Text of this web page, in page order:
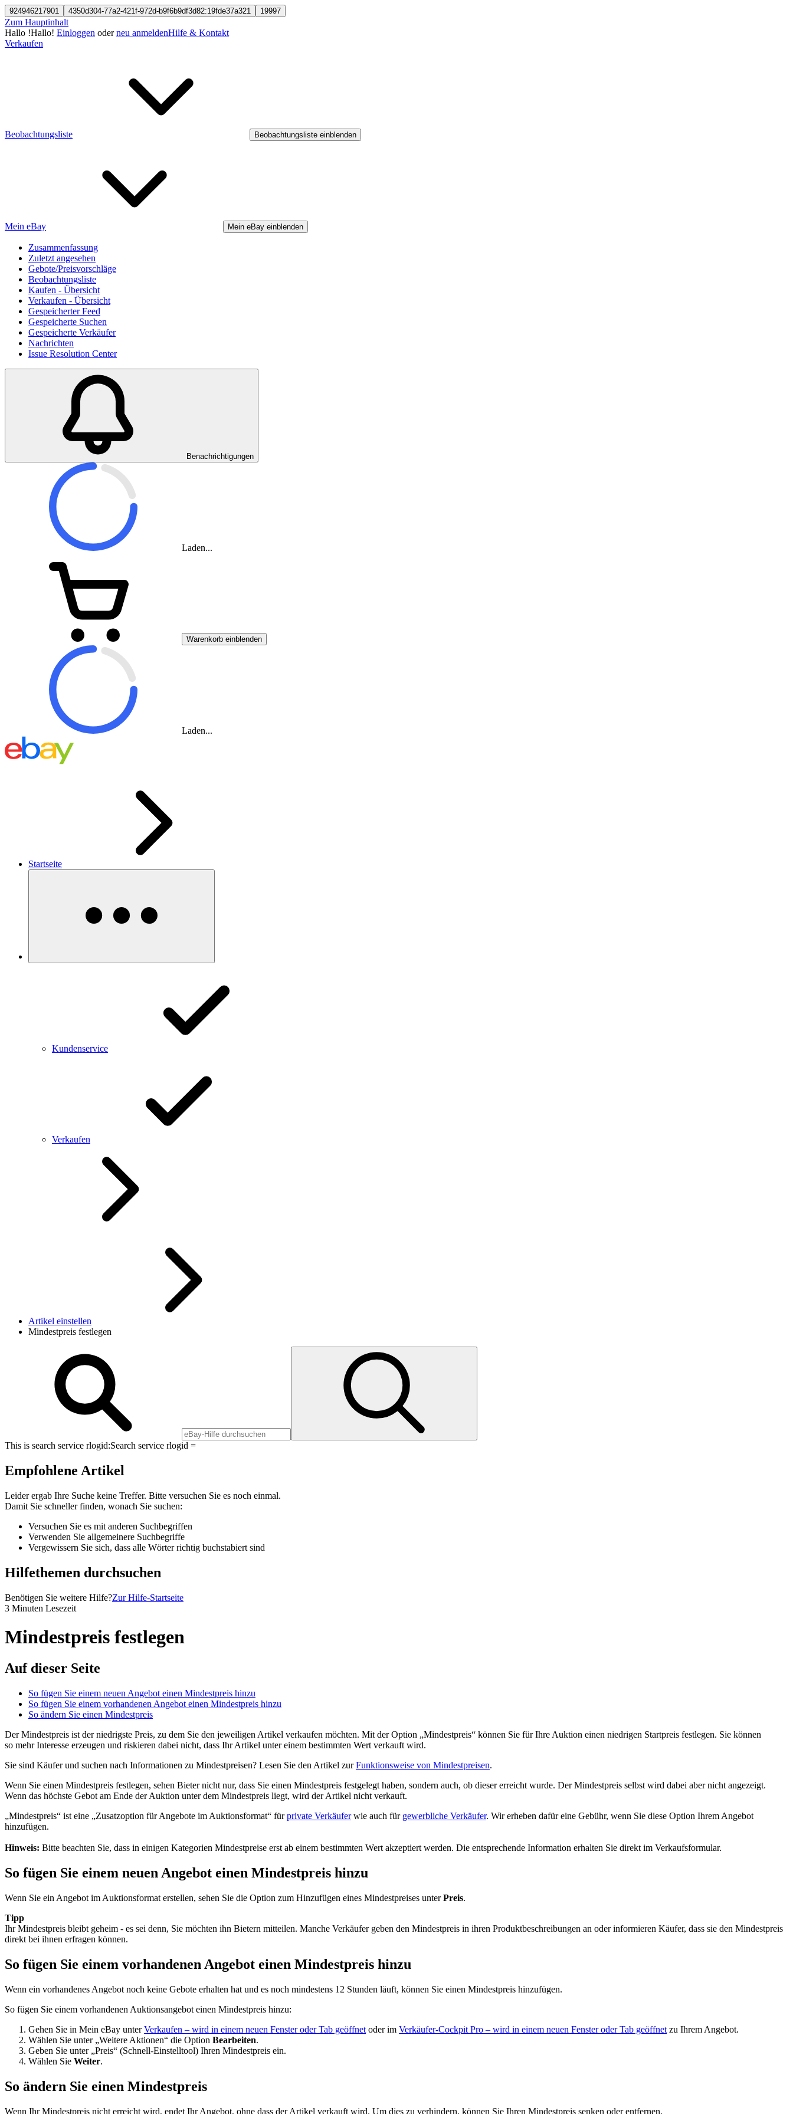
924946217901 4350d304-77a2-421f-972d-b9f6b9df3d82:19fde37a321 19997
Zum Hauptinhalt
Hallo !Hallo! Einloggen oderneu anmeldenHilfe & Kontakt
Verkaufen
Beobachtungsliste Beobachtungsliste einblenden
Mein eBay Mein eBay einblenden
Zusammenfassung
Zuletzt angesehen
Gebote/Preisvorschläge
Beobachtungsliste
Kaufen - Übersicht
Verkaufen - Übersicht
Gespeicherter Feed
Gespeicherte Suchen
Gespeicherte Verkäufer
Nachrichten
Issue Resolution Center
Benachrichtigungen
Laden...
Warenkorb einblenden
Laden...
Startseite
Kundenservice
Verkaufen
Artikel einstellen
Mindestpreis festlegen
This is search service rlogid:Search service rlogid =
Empfohlene Artikel
Leider ergab Ihre Suche keine Treffer. Bitte versuchen Sie es noch einmal.
Damit Sie schneller finden, wonach Sie suchen:
Versuchen Sie es mit anderen Suchbegriffen
Verwenden Sie allgemeinere Suchbegriffe
Vergewissern Sie sich, dass alle Wörter richtig buchstabiert sind
Hilfethemen durchsuchen
Benötigen Sie weitere Hilfe?Zur Hilfe-Startseite
3 Minuten Lesezeit
Mindestpreis festlegen
Auf dieser Seite
So fügen Sie einem neuen Angebot einen Mindestpreis hinzu
So fügen Sie einem vorhandenen Angebot einen Mindestpreis hinzu
So ändern Sie einen Mindestpreis
Der Mindestpreis ist der niedrigste Preis, zu dem Sie den jeweiligen Artikel verkaufen möchten. Mit der Option „Mindestpreis“ können Sie für Ihre Auktion einen niedrigen Startpreis festlegen. Sie können
so mehr Interesse erzeugen und riskieren dabei nicht, dass Ihr Artikel unter einem bestimmten Wert verkauft wird.
Sie sind Käufer und suchen nach Informationen zu Mindestpreisen? Lesen Sie den Artikel zurFunktionsweise von Mindestpreisen.
Wenn Sie einen Mindestpreis festlegen, sehen Bieter nicht nur, dass Sie einen Mindestpreis festgelegt haben, sondern auch, ob dieser erreicht wurde. Der Mindestpreis selbst wird dabei aber nicht angezeigt.
Wenn das höchste Gebot am Ende der Auktion unter dem Mindestpreis liegt, wird der Artikel nicht verkauft.
„Mindestpreis“ ist eine „Zusatzoption für Angebote im Auktionsformat“ fürprivate Verkäuferwie auch für gewerbliche Verkäufer. Wir erheben dafür eine Gebühr, wenn Sie diese Option Ihrem Angebot
hinzufügen.
Hinweis: Bitte beachten Sie, dass in einigen Kategorien Mindestpreise erst ab einem bestimmten Wert akzeptiert werden. Die entsprechende Information erhalten Sie direkt im Verkaufsformular.
So fügen Sie einem neuen Angebot einen Mindestpreis hinzu
Wenn Sie ein Angebot im Auktionsformat erstellen, sehen Sie die Option zum Hinzufügen eines Mindestpreises unterPreis.
Tipp
Ihr Mindestpreis bleibt geheim - es sei denn, Sie möchten ihn Bietern mitteilen. Manche Verkäufer geben den Mindestpreis in ihren Produktbeschreibungen an oder informieren Käufer, dass sie den Mindestpreis
direkt bei ihnen erfragen können.
So fügen Sie einem vorhandenen Angebot einen Mindestpreis hinzu
Wenn ein vorhandenes Angebot noch keine Gebote erhalten hat und es noch mindestens 12 Stunden läuft, können Sie einen Mindestpreis hinzufügen.
So fügen Sie einem vorhandenen Auktionsangebot einen Mindestpreis hinzu:
Gehen Sie in Mein eBay unterVerkaufen – wird in einem neuen Fenster oder Tab geöffnet oder im Verkäufer-Cockpit Pro – wird in einem neuen Fenster oder Tab geöffnet zu Ihrem Angebot.
Wählen Sie unter „Weitere Aktionen“ die Option Bearbeiten.
Geben Sie unter „Preis“ (Schnell-Einstelltool) Ihren Mindestpreis ein.
Wählen Sie Weiter.
So ändern Sie einen Mindestpreis
Wenn Ihr Mindestpreis nicht erreicht wird, endet Ihr Angebot, ohne dass der Artikel verkauft wird. Um dies zu verhindern, können Sie Ihren Mindestpreis senken oder entfernen.